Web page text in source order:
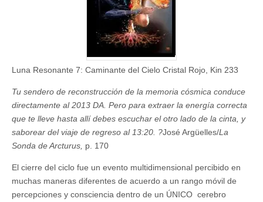
Luna Resonante 7: Caminante del Cielo Cristal Rojo, Kin 233
Tu sendero de reconstrucción de la memoria cósmica conduce
directamente al 2013 DA. Pero para extraer la energía correcta
que te lleve hasta allí debes escuchar el otro lado de la cinta, y
saborear del viaje de regreso al 13:20. ?José Argüelles/La
Sonda de Arcturus, p. 170
El cierre del ciclo fue un evento multidimensional percibido en
muchas maneras diferentes de acuerdo a un rango móvil de
percepciones y consciencia dentro de un ÚNICO cerebro